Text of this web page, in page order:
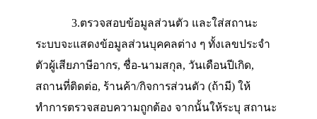
2.ดึงข้อมูลค่าลดหย่อนอัตโนมัติโดยกรอก
ข้อมูลรหัสหลังบัตรประชาชนแล้วกด“
ข้อมูล”ระบบจะแสดงข้อมูลค่าลดหย่อนต่าง
อัตโนมัติ จากนั้นกด“ตรวจสอบข้อมูลสำหรับยื่น